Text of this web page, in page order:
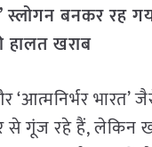
स्लोगन बनकर रह
हालत खराब
‘आत्मनिर्भर
से गूंज रहे हैं, लेकिन